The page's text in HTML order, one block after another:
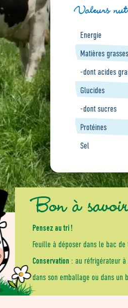
Valeurs
Energie
Matières grasses
-dont acides
Glucides
-dont sucres
Protéines
Sel
Bon à
Pensez au tri !
Feuille à déposer dans le bac de
Conservation : au réfrigérateur à
dans son emballage ou dans un